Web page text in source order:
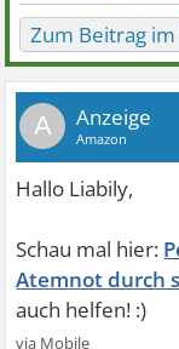
Zum Beitrag im
A
Atemnot durch